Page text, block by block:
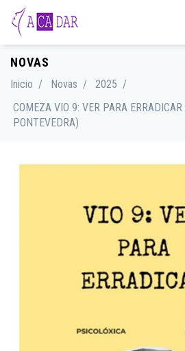
NOVAS
Inicio / Novas / 2025 /
COMEZA VIO 9: VER PARA
PONTEVEDRA)